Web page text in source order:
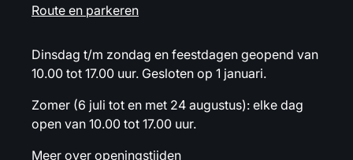
Route en parkeren
Dinsdag t/m zondag en feestdagen geopend van
10.00 tot 17.00 uur. Gesloten op 1 januari.
Zomer (6 juli tot en met 24 augustus): elke dag
open van 10.00 tot 17.00 uur.
Meer over openingstijden